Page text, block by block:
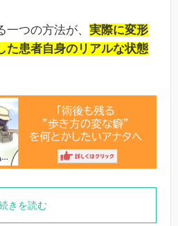
つの方法が、 実際に変形
た患者自身のリアルな状態
きを読む